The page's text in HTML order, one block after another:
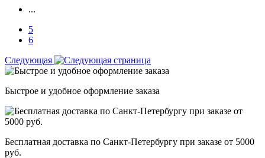
...
5
6
Следующая
Быстрое и удобное оформление заказа
Бесплатная доставка по Санкт-Петербургу при заказе от 5000
руб.